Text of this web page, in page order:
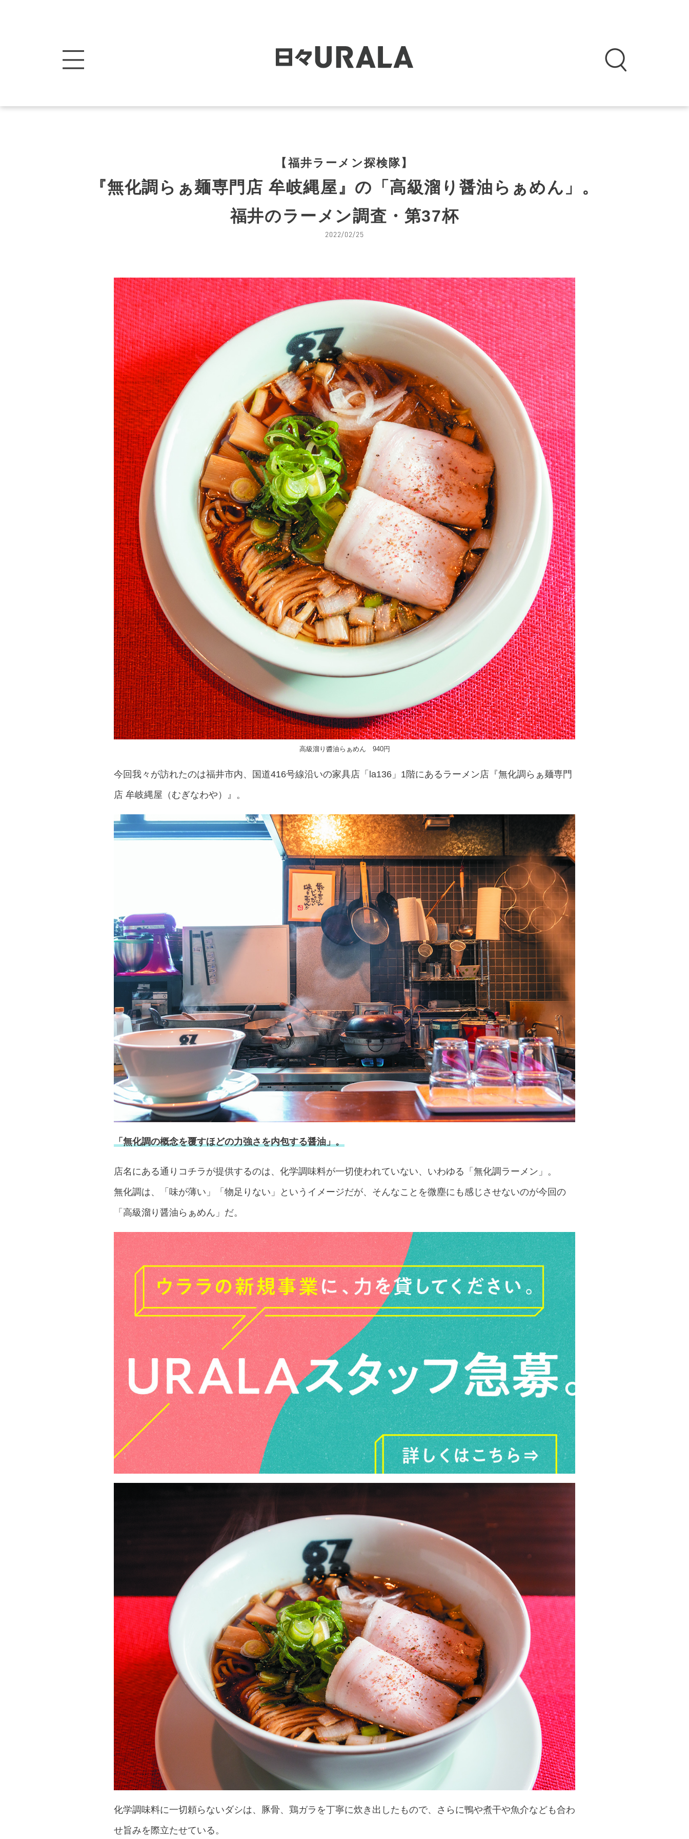
【福井ラーメン探検隊】
『無化調らぁ麺専門店 牟岐縄屋』の「高級溜り醤油らぁめん」。
福井のラーメン調査・第37杯
2022/02/25
高級溜り醬油らぁめん 940円
今回我々が訪れたのは福井市内、国道416号線沿いの家具店「la136」1階にあるラーメン店『無化調らぁ麺専門
店 牟岐縄屋（むぎなわや）』。
「無化調の概念を覆すほどの力強さを内包する醤油」。
店名にある通りコチラが提供するのは、化学調味料が一切使われていない、いわゆる「無化調ラーメン」。
無化調は、「味が薄い」「物足りない」というイメージだが、そんなことを微塵にも感じさせないのが今回の
「高級溜り醤油らぁめん」だ。
化学調味料に一切頼らないダシは、豚骨、鶏ガラを丁寧に炊き出したもので、さらに鴨や煮干や魚介なども合わ
せ旨みを際立たせている。